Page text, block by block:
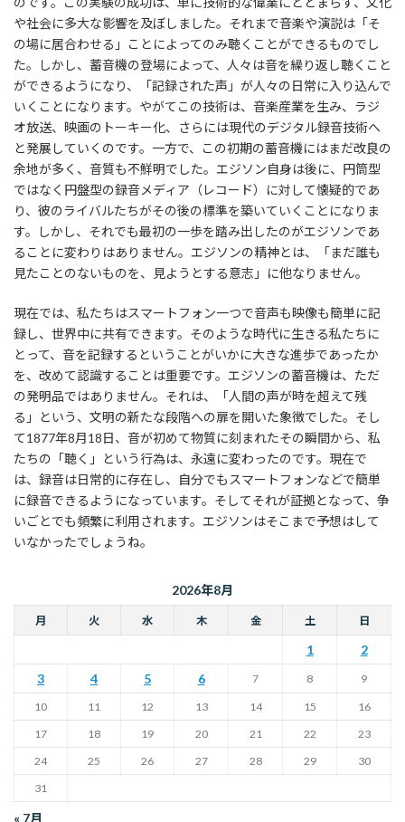
や社会に多大な影響を及ぼしました。それまで音楽や演説は「そ
の場に居合わせる」ことによってのみ聴くことができるものでし
た。しかし、蓄音機の登場によって、人々は音を繰り返し聴くこと
ができるようになり、「記録された声」が人々の日常に入り込んで
いくことになります。やがてこの技術は、音楽産業を生み、ラジ
オ放送、映画のトーキー化、さらには現代のデジタル録音技術へ
と発展していくのです。一方で、この初期の蓄音機にはまだ改良の
余地が多く、音質も不鮮明でした。エジソン自身は後に、円筒型
ではなく円盤型の録音メディア（レコード）に対して懐疑的であ
り、彼のライバルたちがその後の標準を築いていくことになりま
す。しかし、それでも最初の一歩を踏み出したのがエジソンであ
ることに変わりはありません。エジソンの精神とは、「まだ誰も
見たことのないものを、見ようとする意志」に他なりません。
現在では、私たちはスマートフォン一つで音声も映像も簡単に記
録し、世界中に共有できます。そのような時代に生きる私たちに
とって、音を記録するということがいかに大きな進歩であったか
を、改めて認識することは重要です。エジソンの蓄音機は、ただ
の発明品ではありません。それは、「人間の声が時を超えて残
る」という、文明の新たな段階への扉を開いた象徴でした。そし
て1877年8月18日、音が初めて物質に刻まれたその瞬間から、私
たちの「聴く」という行為は、永遠に変わったのです。現在で
は、録音は日常的に存在し、自分でもスマートフォンなどで簡単
に録音できるようになっています。そしてそれが証拠となって、争
いごとでも頻繁に利用されます。エジソンはそこまで予想はして
いなかったでしょうね。
2026年8月
月 火 水 木 金 土 日
1
2
3
4 5 6 7 8 9
10 11 12 13 14 15
16
17
18 19 20 21 22
23
24
25 26 27 28 29
30
31
« 7月